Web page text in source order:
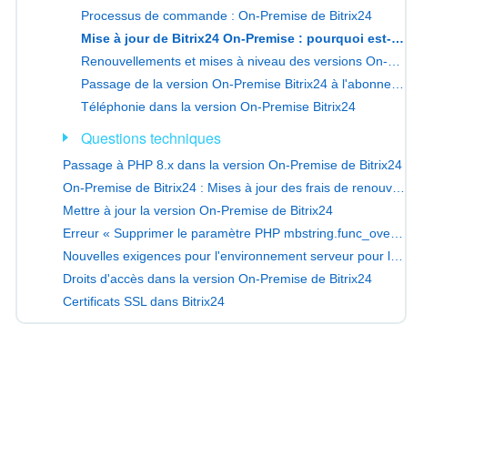
Processus de commande : On-Premise de Bitrix24
Mise à jour de Bitrix24 On-Premise : pourquoi est-ce essentiel
Téléphonie dans la version On-Premise Bitrix24
Questions techniques
Passage à PHP 8.x dans la version On-Premise de Bitrix24
Mettre à jour la version On-Premise de Bitrix24
Droits d'accès dans la version On-Premise de Bitrix24
Certificats SSL dans Bitrix24